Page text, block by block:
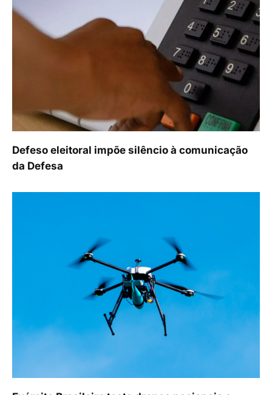
Defeso eleitoral impõe silêncio à comunicação
da Defesa